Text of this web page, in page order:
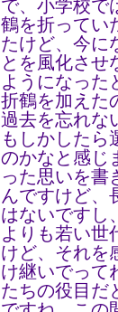
で、小学校で
鶴を折ってい
たけど、今に
とを風化させ
ようになった
折鶴を加えた
過去を忘れな
もしかしたら
のかなと感じ
った思いを書
んですけど、
はないですし
よりも若い世
けど、それを
け継いでって
たちの役目だ